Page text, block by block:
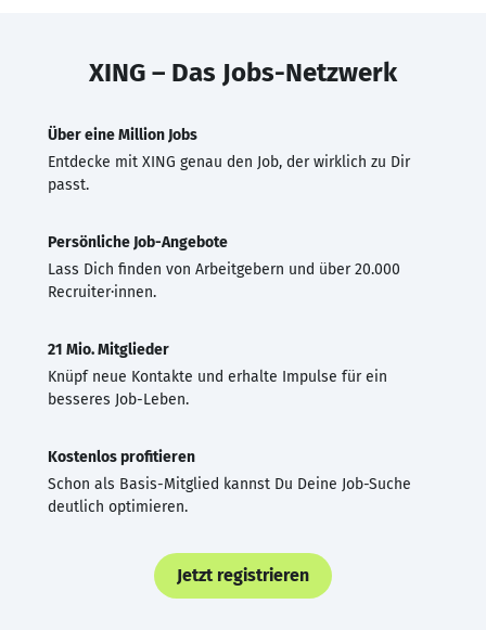
XING – Das Jobs-Netzwerk
Über eine Million Jobs
Entdecke mit XING genau den Job, der wirklich zu Dir
passt.
Persönliche Job-Angebote
Lass Dich finden von Arbeitgebern und über 20.000
Recruiter·innen.
21 Mio. Mitglieder
Knüpf neue Kontakte und erhalte Impulse für ein
besseres Job-Leben.
Kostenlos profitieren
Schon als Basis-Mitglied kannst Du Deine Job-Suche
deutlich optimieren.
Jetzt registrieren